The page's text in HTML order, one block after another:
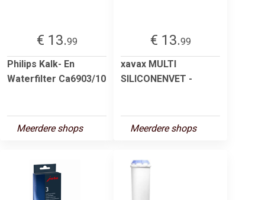
€ 13.99
Philips Kalk- En
Waterfilter Ca6903/10
Meerdere shops
€ 13.99
xavax MULTI
SILICONENVET -
Meerdere shops